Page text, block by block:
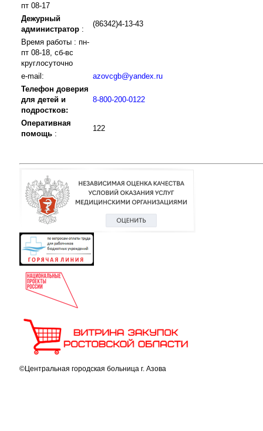
пт 08-17
Дежурный
администратор :
(86342)4-13-43
Время работы : пн-
пт 08-18, сб-вс
круглосуточно
e-mail:
azovcgb@yandex.ru
Телефон доверия
для детей и
подростков:
8-800-200-0122
Оперативная
помощь :
122
©Центральная городская больница г. Азова